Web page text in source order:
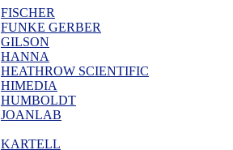
FISCHER
FUNKE GERBER
GILSON
HANNA
HEATHROW SCIENTIFIC
HIMEDIA
HUMBOLDT
JOANLAB
KARTELL